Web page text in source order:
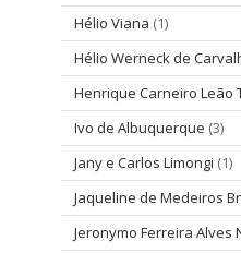
Hélio Viana (1)
Hélio Werneck de
Henrique Carneiro Leão
Ivo de Albuquerque (3)
Jany e Carlos Limongi (1)
Jaqueline de Medeiros
Jeronymo Ferreira Alves